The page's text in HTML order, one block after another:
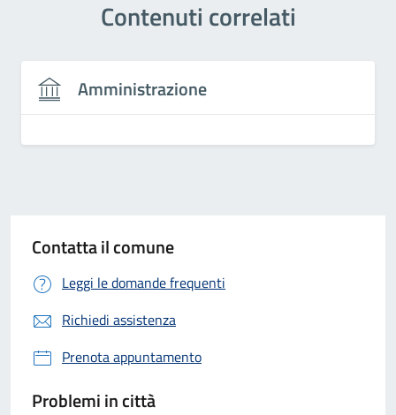
Contenuti correlati
Amministrazione
Contatta il comune
Leggi le domande frequenti
Richiedi assistenza
Prenota appuntamento
Problemi in città